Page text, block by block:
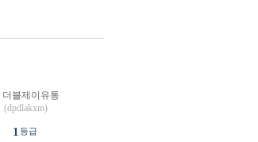
더블제이유통
(dpdlakxm)
1 등급